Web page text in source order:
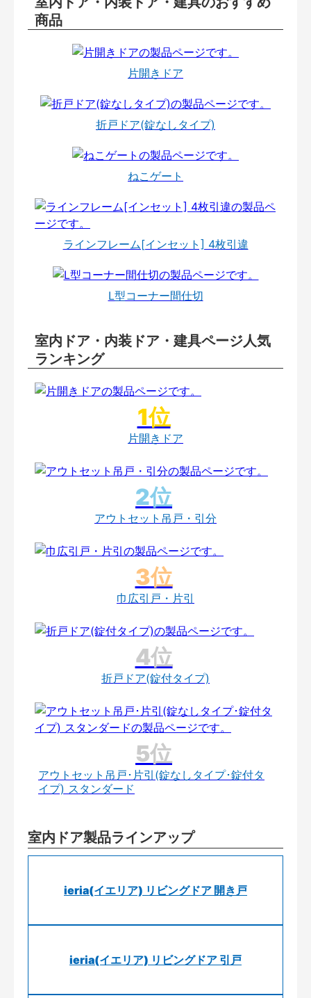
商品
片開きドア
折戸ドア(錠なしタイプ)
ねこゲート
ラインフレーム[インセット] 4枚引違
L型コーナー間仕切
室内ドア・内装ドア・建具ページ人気
ランキング
片開きドア
アウトセット吊戸・引分
巾広引戸・片引
折戸ドア(錠付タイプ)
アウトセット吊戸･片引(錠なしタイプ･錠付タ
イプ) スタンダード
室内ドア製品ラインアップ
ieria(イエリア) リビングドア 開き戸
ieria(イエリア) リビングドア 引戸